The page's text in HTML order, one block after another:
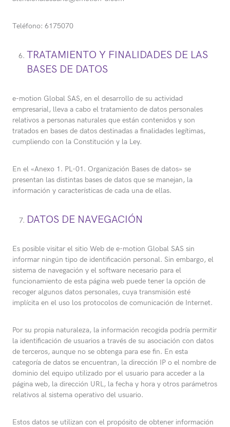
Teléfono: 6175070
TRATAMIENTO Y FINALIDADES DE LAS
BASES DE DATOS
e-motion Global SAS, en el desarrollo de su actividad
empresarial, lleva a cabo el tratamiento de datos personales
relativos a personas naturales que están contenidos y son
tratados en bases de datos destinadas a finalidades legítimas,
cumpliendo con la Constitución y la Ley.
En el «Anexo 1. PL-01. Organización Bases de datos» se
presentan las distintas bases de datos que se manejan, la
información y características de cada una de ellas.
DATOS DE NAVEGACIÓN
Es posible visitar el sitio Web de e-motion Global SAS sin
informar ningún tipo de identificación personal. Sin embargo, el
sistema de navegación y el software necesario para el
funcionamiento de esta página web puede tener la opción de
recoger algunos datos personales, cuya transmisión esté
implícita en el uso los protocolos de comunicación de Internet.
Por su propia naturaleza, la información recogida podría permitir
la identificación de usuarios a través de su asociación con datos
de terceros, aunque no se obtenga para ese fin. En esta
categoría de datos se encuentran, la dirección IP o el nombre de
dominio del equipo utilizado por el usuario para acceder a la
página web, la dirección URL, la fecha y hora y otros parámetros
relativos al sistema operativo del usuario.
Estos datos se utilizan con el propósito de obtener información